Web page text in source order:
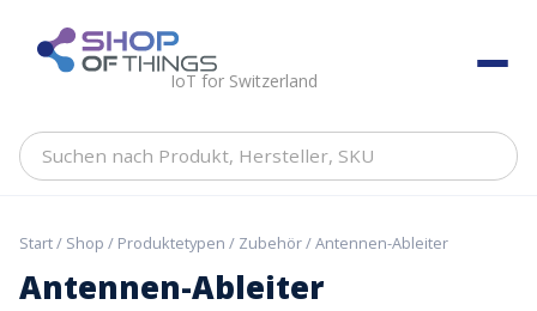
content ShopOfThings
IoT for Switzerland
Suchen
Hersteller,
Start/ Shop / Produktetypen / Zubehör/ Antennen-Ableiter
Antennen-Ableiter